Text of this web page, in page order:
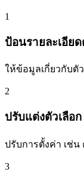
1
ป้อนรายละเอีย
ให้ข้อมูลเกี่ยวกับตั
2
ปรับแต่งตัวเลือก
ปรับการตั้งค่า เช่
3